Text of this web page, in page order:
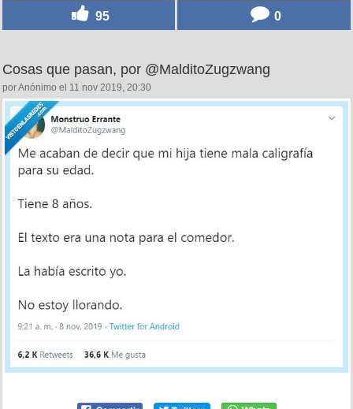
95 0
Cosas que pasan, por @MalditoZugzwang
por Anónimo el 11 nov 2019, 20:30